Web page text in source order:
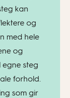
kan
og
med hele
og
egne steg
forhold.
som gir